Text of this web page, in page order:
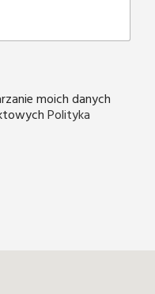
moich danych
Polityka